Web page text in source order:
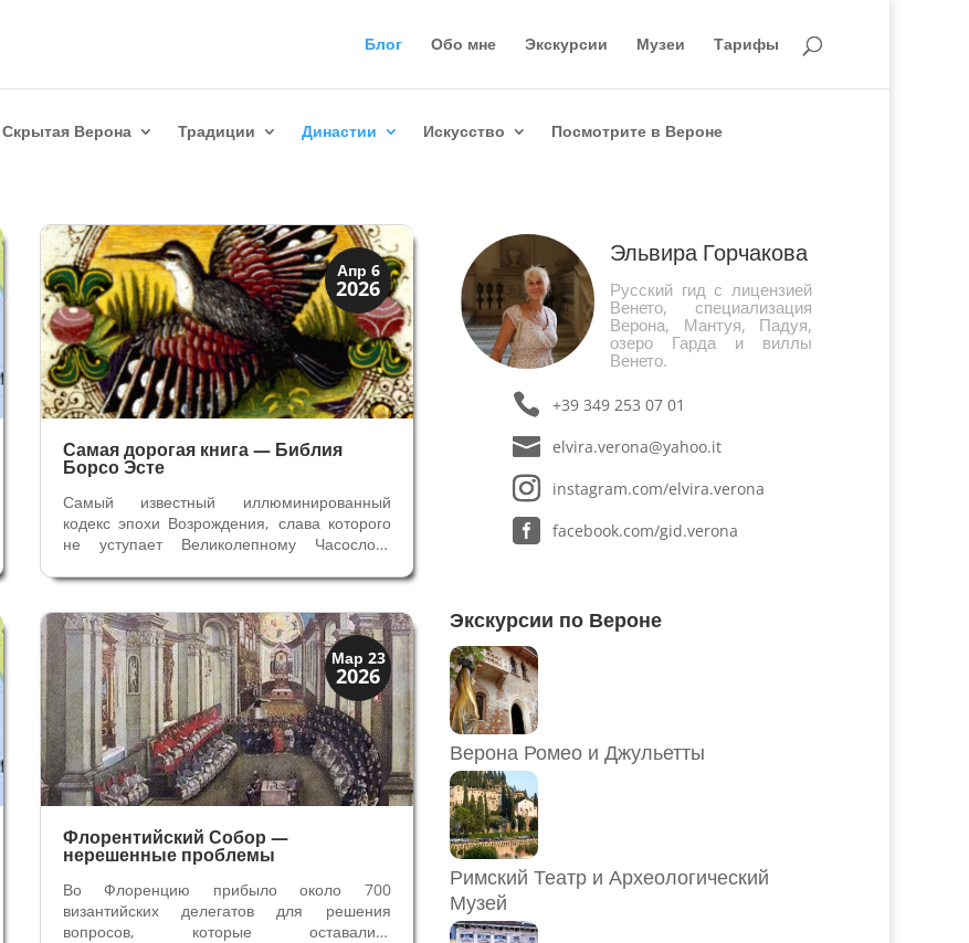
Блог Обо мне Экскурсии Музеи Тарифы
Скрытая Верона Традиции Династии Искусство Посмотрите в Вероне
Апр 6
2026
Династии
Мантуя и Феррара
Самая дорогая книга — Библия
Борсо Эсте
Самый известный иллюминированный
кодекс эпохи Возрождения, слава которого
не уступает Великолепному Часослову
Монтефельтро - Библия Борсо Эсте.
Созданная за шесть лет она представляет
собой шедевр искусства миниатюры,...
Мар 23
2026
Династии
Медичи Флоренция
Флорентийский Собор —
нерешенные проблемы
Во Флоренцию прибыло около 700
византийских делегатов для решения
вопросов, которые оставались
Эльвира Горчакова
Русский гид с лицензией
Венето, специализация
Верона, Мантуя, Падуя,
озеро Гарда и виллы
Венето.
+39 349 253 07 01
elvira.verona@yahoo.it
instagram.com/elvira.verona
facebook.com/gid.verona
Экскурсии по Вероне
Верона Ромео и Джульетты
Римский Театр и Археологический
Музей